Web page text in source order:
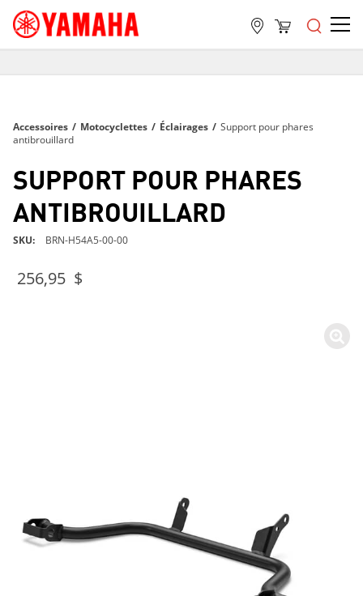
SUR TOUTES LES COMMANDES DE PLUS DE 99 $
SUR TOUTES LES COMMANDES DE PLUS DE 99 $
Accessoires / Motocyclettes / Éclairages / Support pour phares
antibrouillard
SUPPORT POUR PHARES
ANTIBROUILLARD
SKU BRN-H54A5-00-00
256,95 $